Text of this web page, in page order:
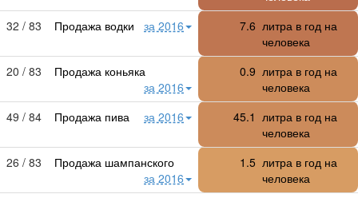
32 / 83
Продажа водки за 2016 7.6 литра в год на
человека
20 / 83
Продажа коньяка
за 2016
0.9 литра в год на
человека
49 / 84
Продажа пива за 2016 45.1 литра в год на
человека
26 / 83
Продажа шампанского
за 2016
1.5 литра в год на
человека